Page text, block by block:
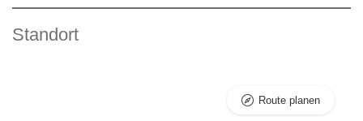
Standort
Route planen